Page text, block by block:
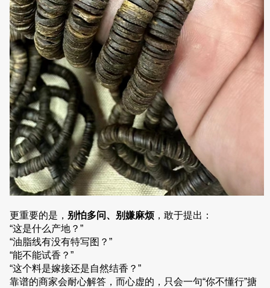
更重要的是， 别怕多问、别嫌麻烦，敢于提出：
“这是什么产地？”
“油脂线有没有特写图？”
“能不能试香？”
“这个料是嫁接还是自然结香？”
靠谱的商家会耐心解答，而心虚的，只会一句“你不懂行”搪